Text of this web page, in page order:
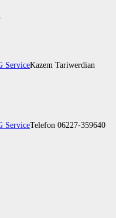
Kazem Tariwerdian
Telefon 06227-359640